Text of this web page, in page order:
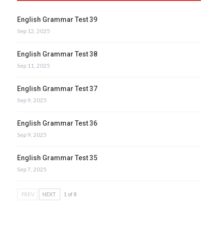
English Grammar Test 39
Sep 12, 2025
English Grammar Test 38
Sep 11, 2025
English Grammar Test 37
Sep 9, 2025
English Grammar Test 36
Sep 9, 2025
English Grammar Test 35
Sep 7, 2025
PREV NEXT 1 of 8